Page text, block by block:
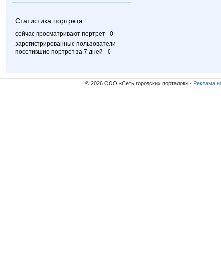
Статистика портрета:
сейчас просматривают портрет - 0
зарегистрированные пользователи
посетившие портрет за 7 дней - 0
© 2026 ООО «Сеть городских порталов» · Реклама